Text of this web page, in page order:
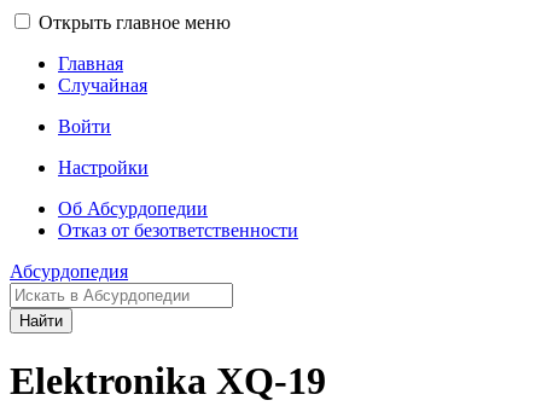
Открыть главное меню
Главная
Случайная
Войти
Настройки
Об Абсурдопедии
Отказ от безответственности
Абсурдопедия
Найти
Elektronika XQ-19